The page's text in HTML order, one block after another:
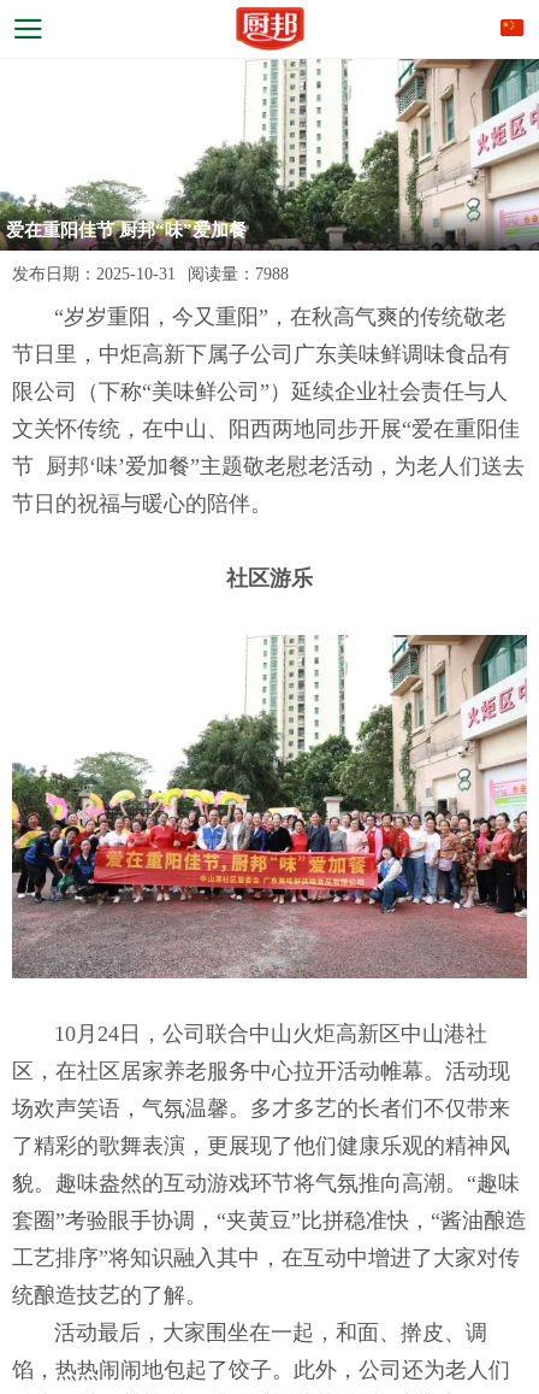
爱在重阳佳节 厨邦“味”爱加餐
发布日期： 2025-10-31 阅读量： 7988
“岁岁重阳，今又重阳”，在秋高气爽的传统敬老
节日里，中炬高新下属子公司广东美味鲜调味食品有
限公司（下称“美味鲜公司”）延续企业社会责任与人
文关怀传统，在中山、阳西两地同步开展“爱在重阳佳
节 厨邦‘味’爱加餐”主题敬老慰老活动，为老人们送去
节日的祝福与暖心的陪伴。
社区游乐
10月24日，公司联合中山火炬高新区中山港社
区，在社区居家养老服务中心拉开活动帷幕。活动现
场欢声笑语，气氛温馨。多才多艺的长者们不仅带来
了精彩的歌舞表演，更展现了他们健康乐观的精神风
貌。趣味盎然的互动游戏环节将气氛推向高潮。“趣味
套圈”考验眼手协调，“夹黄豆”比拼稳准快，“酱油酿造
工艺排序”将知识融入其中，在互动中增进了大家对传
统酿造技艺的了解。
活动最后，大家围坐在一起，和面、擀皮、调
馅，热热闹闹地包起了饺子。此外，公司还为老人们